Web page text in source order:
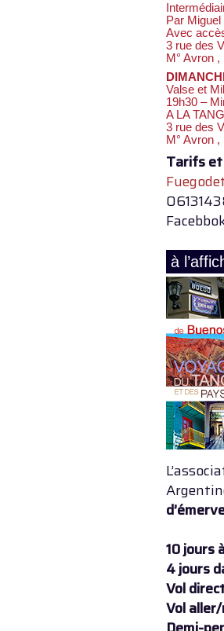
Par
Avec
3 rue des
M° Avron
Valse et
19h30 –
A LA
3 rue des
M° Avron ,
Tarifs et
à
10 jours
4 jours
Vol
Vol